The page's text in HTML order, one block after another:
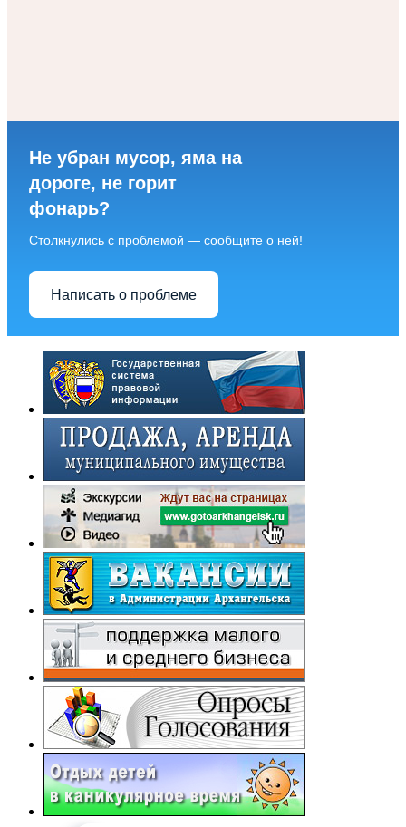
Не убран мусор, яма на
дороге, не горит
фонарь?
Столкнулись с проблемой — сообщите о ней!
Написать о проблеме